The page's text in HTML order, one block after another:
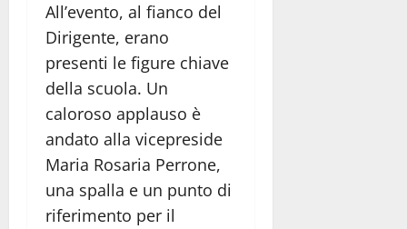
All’evento, al fianco del
Dirigente, erano
presenti le figure chiave
della scuola. Un
caloroso applauso è
andato alla vicepreside
Maria Rosaria Perrone,
una spalla e un punto di
riferimento per il